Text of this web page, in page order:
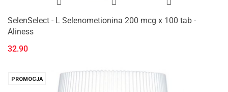
SelenSelect - L Selenometionina 200 mcg x 100 tab -
Aliness
32.90
PROMOCJA